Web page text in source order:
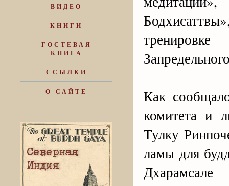
ВИДЕО
КНИГИ
ГОСТЕВАЯ
КНИГА
ССЫЛКИ
О САЙТЕ
Как
комитета и
Тулку
ламы для